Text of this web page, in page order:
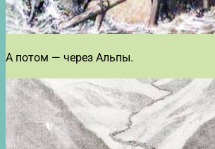
А потом — через Альпы.